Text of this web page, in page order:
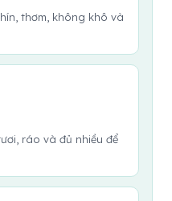
thơm, không khô và
ráo và đủ nhiều để